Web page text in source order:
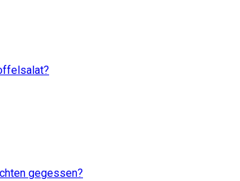
gegessen?